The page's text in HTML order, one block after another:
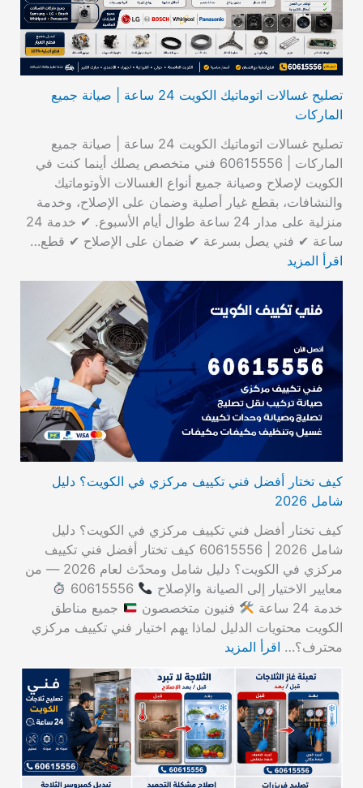
تصليح غسالات اتوماتيك الكويت 24 ساعة | صيانة جميع
الماركات
تصليح غسالات اتوماتيك الكويت 24 ساعة | صيانة جميع
الماركات | 60615556 فني متخصص يصلك أينما كنت في
الكويت لإصلاح وصيانة جميع أنواع الغسالات الأوتوماتيك
والنشافات، بقطع غيار أصلية وضمان على الإصلاح، وخدمة
منزلية على مدار 24 ساعة طوال أيام الأسبوع. ✔ خدمة 24
ساعة ✔ فني يصل بسرعة ✔ ضمان على الإصلاح ✔ قطع…
اقرأ المزيد
كيف تختار أفضل فني تكييف مركزي في الكويت؟ دليل
شامل 2026
كيف تختار أفضل فني تكييف مركزي في الكويت؟ دليل
شامل 2026 | 60615556 كيف تختار أفضل فني تكييف
مركزي في الكويت؟ دليل شامل ومحدّث لعام 2026 — من
معايير الاختيار إلى الصيانة والإصلاح
خدمة 24 ساعة
فنيون متخصصون
جميع مناطق
الكويت محتويات الدليل لماذا يهم اختيار فني تكييف مركزي
محترف؟… اقرأ المزيد